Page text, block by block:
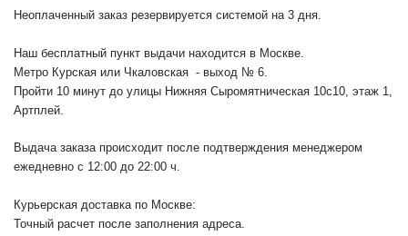
Неоплаченный заказ резервируется системой на 3 дня.
Наш бесплатный пункт выдачи находится в Москве.
Метро Курская или Чкаловская - выход № 6.
Пройти 10 минут до улицы Нижняя Сыромятническая 10с10, этаж 1,
Артплей.
Выдача заказа происходит после подтверждения менеджером
ежедневно с 12:00 до 22:00 ч.
Курьерская доставка по Москве:
Точный расчет после заполнения адреса.